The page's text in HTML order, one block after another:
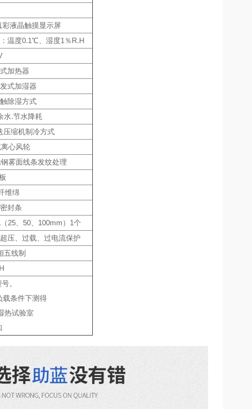
彩液晶触摸显示屏
温度0.1℃、湿度1％R.H
加热器
式加湿器
除湿方式
水.节水降耗
压缩机制冷方式
心风轮
雾面线条发纹处理
维绵
封条
25、50、100mm）1个
压、过载、过电流保护
五线制
。
载条件下测得
热试验室